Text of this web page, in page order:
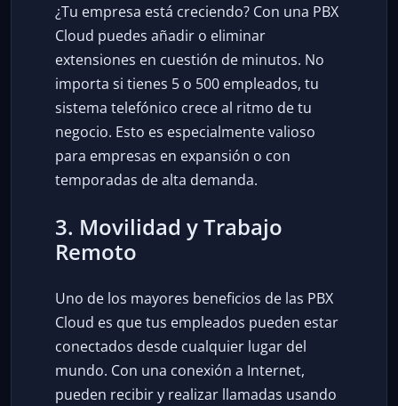
¿Tu empresa está creciendo? Con una PBX
Cloud puedes añadir o eliminar
extensiones en cuestión de minutos. No
importa si tienes 5 o 500 empleados, tu
sistema telefónico crece al ritmo de tu
negocio. Esto es especialmente valioso
para empresas en expansión o con
temporadas de alta demanda.
3. Movilidad y Trabajo
Remoto
Uno de los mayores beneficios de las PBX
Cloud es que tus empleados pueden estar
conectados desde cualquier lugar del
mundo. Con una conexión a Internet,
pueden recibir y realizar llamadas usando